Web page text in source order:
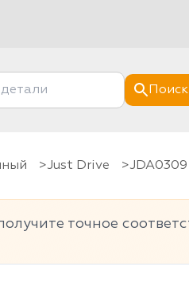
Поиск
Just Drive JDA0309
точное